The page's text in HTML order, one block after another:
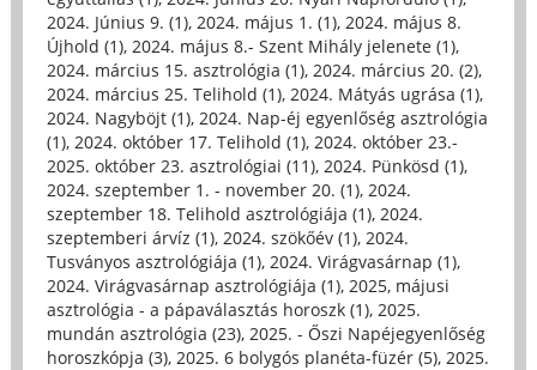
2024. Június 9. (1), 2024. május 1. (1), 2024. május 8.
Újhold (1), 2024. május 8.- Szent Mihály jelenete (1),
2024. március 15. asztrológia (1), 2024. március 20. (2),
2024. március 25. Telihold (1), 2024. Mátyás ugrása (1),
2024. Nagyböjt (1), 2024. Nap-éj egyenlőség asztrológia
(1), 2024. október 17. Telihold (1), 2024. október 23.-
2025. október 23. asztrológiai (11), 2024. Pünkösd (1),
2024. szeptember 1. - november 20. (1), 2024.
szeptember 18. Telihold asztrológiája (1), 2024.
szeptemberi árvíz (1), 2024. szökőév (1), 2024.
Tusványos asztrológiája (1), 2024. Virágvasárnap (1),
2024. Virágvasárnap asztrológiája (1), 2025, májusi
asztrológia - a pápaválasztás horoszk (1), 2025.
mundán asztrológia (23), 2025. - Őszi Napéjegyenlőség
horoszkópja (3), 2025. 6 bolygós planéta-füzér (5), 2025.